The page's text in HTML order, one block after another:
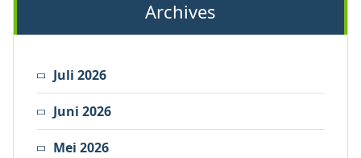
Archives
Juli 2026
Juni 2026
Mei 2026